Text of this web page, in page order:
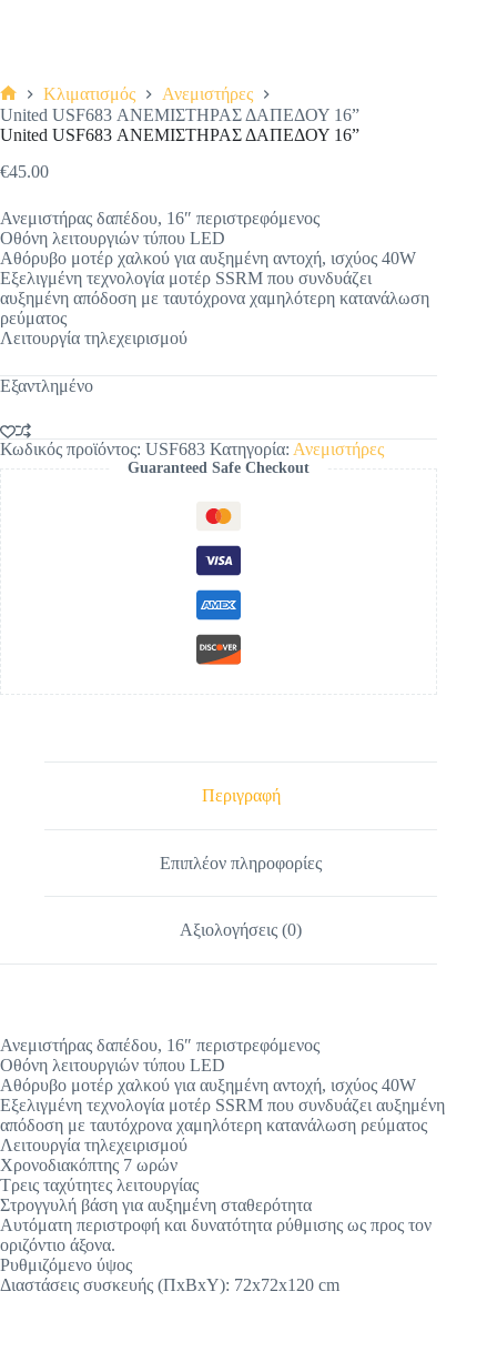
Αρχική
σελίδα
Κλιματισμός
Ανεμιστήρες
United USF683 ΑΝΕΜΙΣΤΗΡΑΣ ΔΑΠΕΔΟΥ 16”
United USF683 ΑΝΕΜΙΣΤΗΡΑΣ ΔΑΠΕΔΟΥ 16”
€45.00
Ανεμιστήρας δαπέδου, 16″ περιστρεφόμενος
Οθόνη λειτουργιών τύπου LED
Αθόρυβο μοτέρ χαλκού για αυξημένη αντοχή, ισχύος 40W
Εξελιγμένη τεχνολογία μοτέρ SSRM που συνδυάζει
αυξημένη απόδοση με ταυτόχρονα χαμηλότερη κατανάλωση
ρεύματος
Λειτουργία τηλεχειρισμού
Εξαντλημένο
Κωδικός προϊόντος: USF683 Κατηγορία: Ανεμιστήρες
Guaranteed Safe Checkout
Περιγραφή
Επιπλέον πληροφορίες
Αξιολογήσεις (0)
Ανεμιστήρας δαπέδου, 16″ περιστρεφόμενος
Οθόνη λειτουργιών τύπου LED
Αθόρυβο μοτέρ χαλκού για αυξημένη αντοχή, ισχύος 40W
Εξελιγμένη τεχνολογία μοτέρ SSRM που συνδυάζει αυξημένη
απόδοση με ταυτόχρονα χαμηλότερη κατανάλωση ρεύματος
Λειτουργία τηλεχειρισμού
Χρονοδιακόπτης 7 ωρών
Τρεις ταχύτητες λειτουργίας
Στρογγυλή βάση για αυξημένη σταθερότητα
Αυτόματη περιστροφή και δυνατότητα ρύθμισης ως προς τον
οριζόντιο άξονα.
Ρυθμιζόμενο ύψος
Διαστάσεις συσκευής (ΠxΒxΥ): 72x72x120 cm